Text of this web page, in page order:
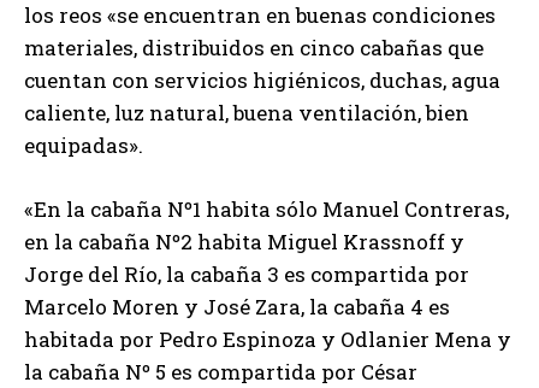
los reos «se encuentran en buenas condiciones
materiales, distribuidos en cinco cabañas que
cuentan con servicios higiénicos, duchas, agua
caliente, luz natural, buena ventilación, bien
equipadas».
«En la cabaña Nº1 habita sólo Manuel Contreras,
en la cabaña Nº2 habita Miguel Krassnoff y
Jorge del Río, la cabaña 3 es compartida por
Marcelo Moren y José Zara, la cabaña 4 es
habitada por Pedro Espinoza y Odlanier Mena y
la cabaña Nº 5 es compartida por César